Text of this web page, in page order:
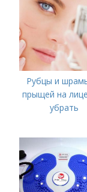
Рубцы и
прыщей на
убрать